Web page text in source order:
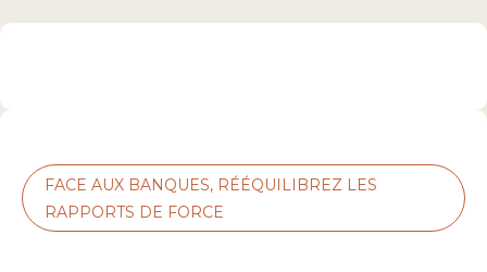
FACE AUX BANQUES, RÉÉQUILIBREZ LES
RAPPORTS DE FORCE